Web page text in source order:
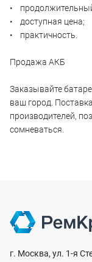
•
• доступная цена;
• практичность.
Продажа АКБ
Заказывайте
ваш город.
производителей,
сомневаться.
г. Москва, ул. 1-я